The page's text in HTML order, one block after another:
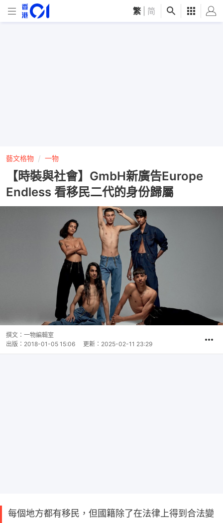
繁 简
藝文格物 一物
【時裝與社會】GmbH新廣告Europe
Endless 看移民二代的身份歸屬
撰文： 一物編輯室
出版： 2018-01-05 15:06 更新： 2025-02-11 23:29
每個地方都有移民，但國籍除了在法律上得到合法變